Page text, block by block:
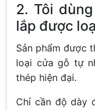
2. Tôi
lắp được
Sản phẩm được
loại cửa gỗ tự
thép hiện đại.
Chỉ cần độ dày